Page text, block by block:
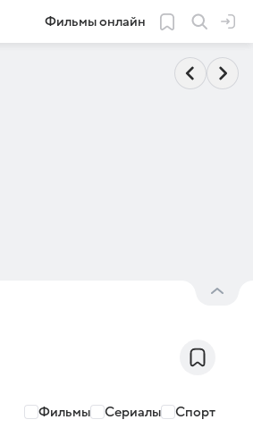
Фильмы онлайн
Фильмы Сериалы Спорт